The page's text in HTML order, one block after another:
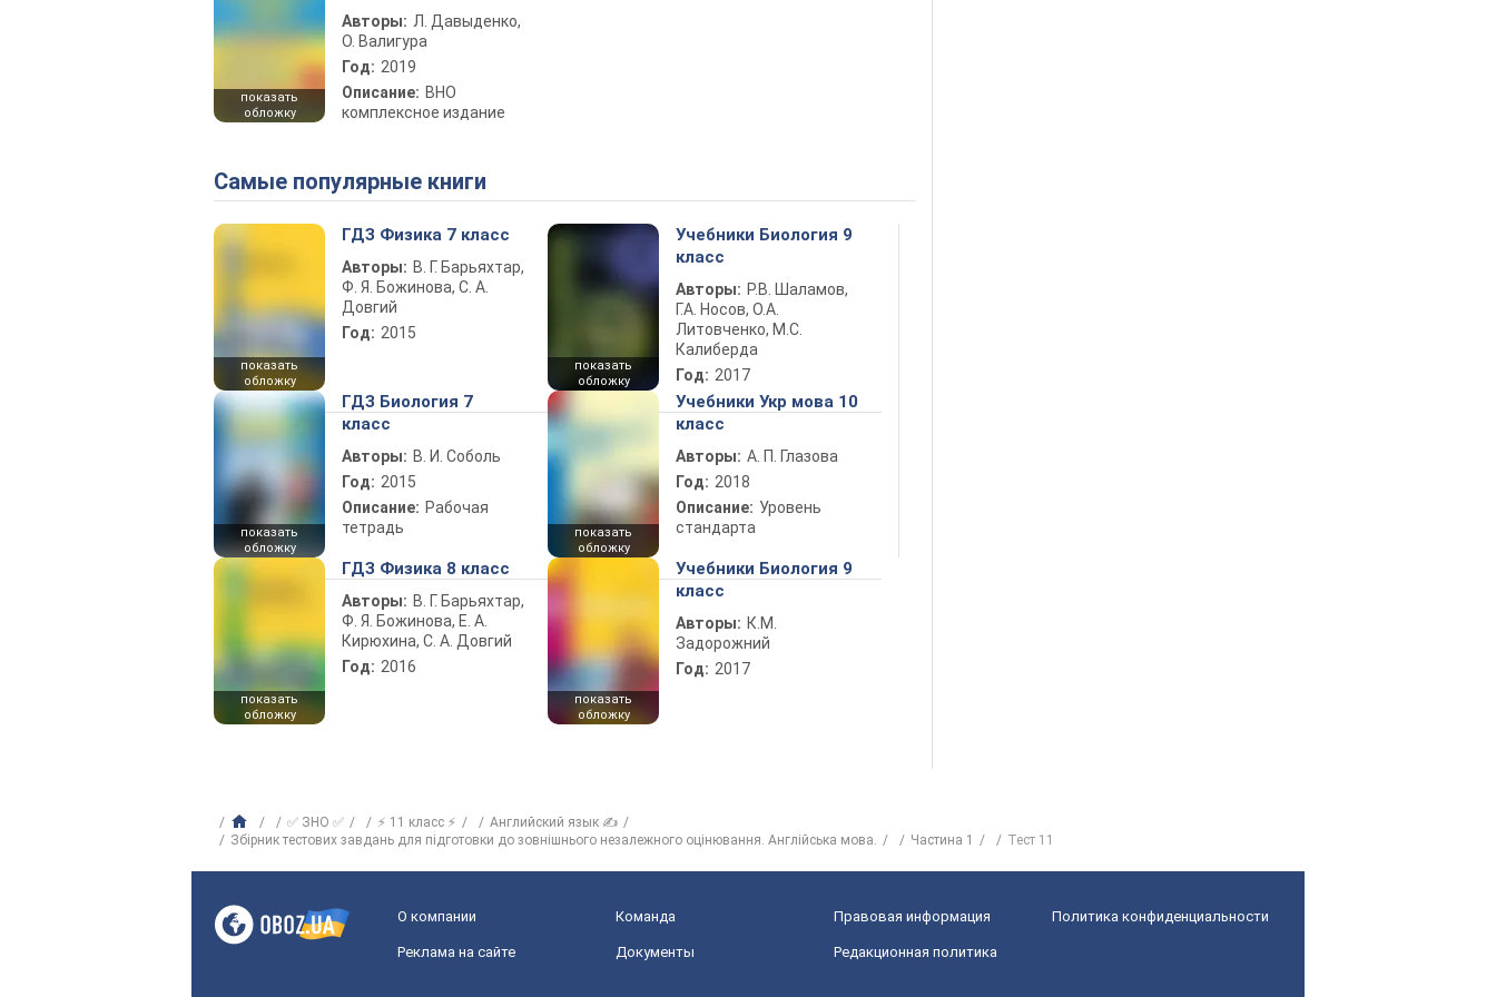
показать
обложку
Авторы: Л. Давыденко,
О. Валигура
Год: 2019
Описание: ВНО
комплексное издание
Самые популярные книги
показать
обложку
ГДЗ Физика 7 класс
Авторы: В. Г. Барьяхтар,
Ф. Я. Божинова, С. А.
Довгий
Год: 2015
показать
обложку
Учебники Биология 9
класс
Авторы: Р.В. Шаламов,
Г.А. Носов, О.А.
Литовченко, М.С.
Калиберда
Год: 2017
показать
обложку
ГДЗ Биология 7
класс
Авторы: В. И. Соболь
Год: 2015
Описание: Рабочая
тетрадь
показать
обложку
Учебники Укр мова 10
класс
Авторы: А. П. Глазова
Год: 2018
Описание: Уровень
стандарта
показать
обложку
ГДЗ Физика 8 класс
Авторы: В. Г. Барьяхтар,
Ф. Я. Божинова, Е. А.
Кирюхина, С. А. Довгий
Год: 2016
показать
обложку
Учебники Биология 9
класс
Авторы: К.М.
Задорожний
Год: 2017
✅ ЗНО ✅ ⚡ 11 класс ⚡
Английский язык ✍
Збірник тестових завдань для підготовки до зовнішнього незалежного оцінювання. Англійська мова.
Частина 1 Тест 11
О компании Команда Правовая информация Политика конфиденциальности
Реклама на сайте Документы Редакционная политика